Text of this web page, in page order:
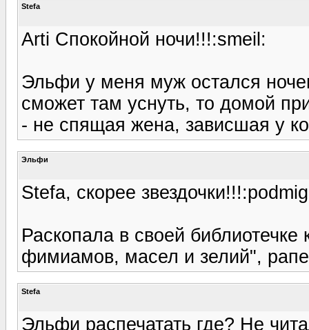
Stefa
Arti Спокойной ночи!!!:smeil:
Эльфи у меня муж остался
сможет там уснуть, то домой
- не спящая жена, зависшая у
Эльфи
Stefa, скорее
Раскопала в своей
фимиамов, масел и зелий",
Stefa
Эльфи распечатать где? Не